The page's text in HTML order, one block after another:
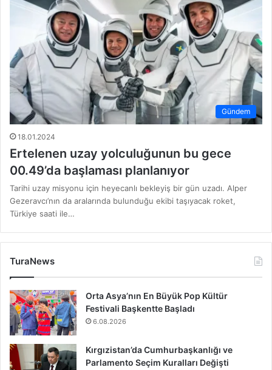
Gündem
18.01.2024
Ertelenen uzay yolculuğunun bu gece
00.49’da başlaması planlanıyor
Tarihi uzay misyonu için heyecanlı bekleyiş bir gün uzadı. Alper
Gezeravcı’nın da aralarında bulunduğu ekibi taşıyacak roket,
Türkiye saati ile…
TuraNews
Orta Asya’nın En Büyük Pop Kültür
Festivali Başkentte Başladı
6.08.2026
Kırgızistan’da Cumhurbaşkanlığı ve
Parlamento Seçim Kuralları Değişti